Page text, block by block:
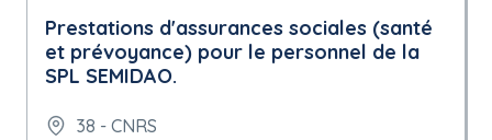
Prestations d'assurances sociales (santé
et prévoyance) pour le personnel de la
SPL SEMIDAO.
38 - CNRS